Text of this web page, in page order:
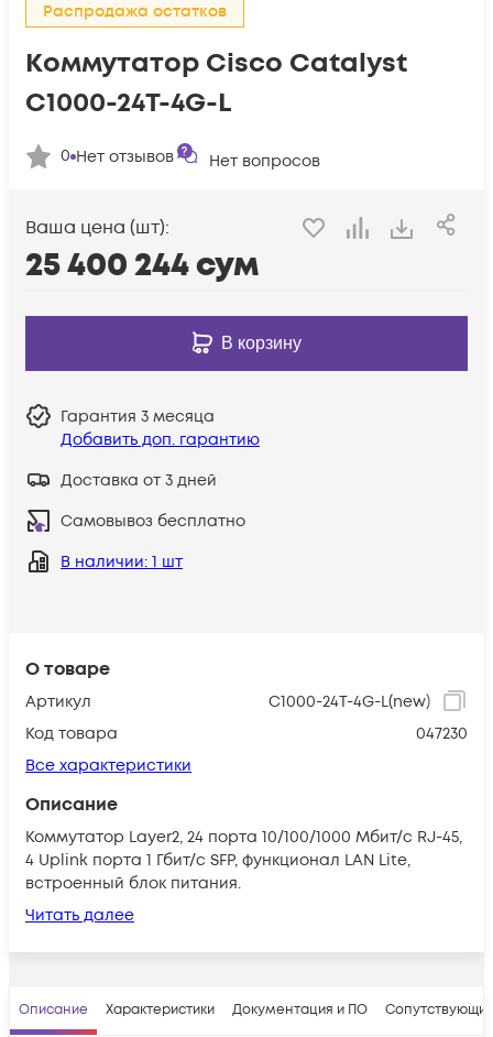
О товаре
Артикул
C1000-24T-4G-L(new)
Код товара
047230
Все характеристики
Описание
Коммутатор Layer2, 24 порта 10/100/1000 Мбит/с RJ-45,
4 Uplink порта 1 Гбит/с SFP, функционал LAN Lite,
встроенный блок питания.
Читать далее
Распродажа остатков
Коммутатор Cisco Catalyst
C1000-24T-4G-L
0 Нет отзывов Нет вопросов
Ваша цена (шт):
25 400 244сум
В корзину
Гарантия 3 месяца
Добавить доп. гарантию
Доставка от 3 дней
Самовывоз бесплатно
В наличии: 1 шт
Описание Характеристики Документация и ПО